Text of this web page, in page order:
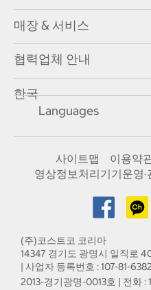
매장 & 서비스
협력업체 안내
한국
Languages
사이트맵 이용약
영상정보처리기기운영·
(주)코스트코 코리아
14347 경기도 광명시 일직로
| 사업자 등록번호 : 107-81-
2013-경기광명-0013호 | 전화